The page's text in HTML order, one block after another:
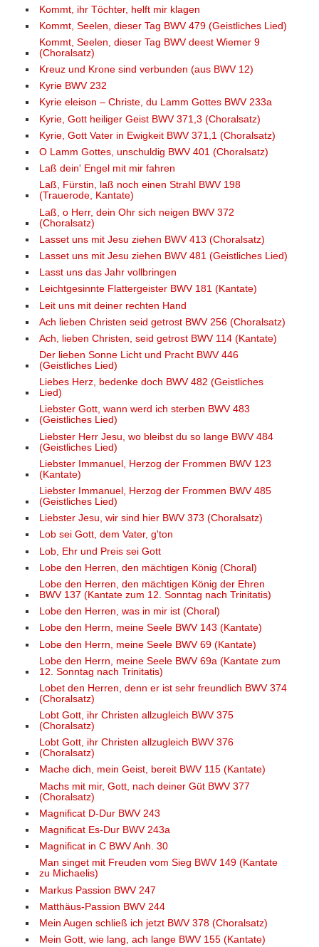
Kommt, ihr Töchter, helft mir klagen
Kommt, Seelen, dieser Tag BWV 479 (Geistliches Lied)
Kommt, Seelen, dieser Tag BWV deest Wiemer 9
(Choralsatz)
Kreuz und Krone sind verbunden (aus BWV 12)
Kyrie BWV 232
Kyrie eleison – Christe, du Lamm Gottes BWV 233a
Kyrie, Gott heiliger Geist BWV 371,3 (Choralsatz)
Kyrie, Gott Vater in Ewigkeit BWV 371,1 (Choralsatz)
O Lamm Gottes, unschuldig BWV 401 (Choralsatz)
Laß dein' Engel mit mir fahren
Laß, Fürstin, laß noch einen Strahl BWV 198
(Trauerode, Kantate)
Laß, o Herr, dein Ohr sich neigen BWV 372
(Choralsatz)
Lasset uns mit Jesu ziehen BWV 413 (Choralsatz)
Lasset uns mit Jesu ziehen BWV 481 (Geistliches Lied)
Lasst uns das Jahr vollbringen
Leichtgesinnte Flattergeister BWV 181 (Kantate)
Leit uns mit deiner rechten Hand
Ach lieben Christen seid getrost BWV 256 (Choralsatz)
Ach, lieben Christen, seid getrost BWV 114 (Kantate)
Der lieben Sonne Licht und Pracht BWV 446
(Geistliches Lied)
Liebes Herz, bedenke doch BWV 482 (Geistliches
Lied)
Liebster Gott, wann werd ich sterben BWV 483
(Geistliches Lied)
Liebster Herr Jesu, wo bleibst du so lange BWV 484
(Geistliches Lied)
Liebster Immanuel, Herzog der Frommen BWV 123
(Kantate)
Liebster Immanuel, Herzog der Frommen BWV 485
(Geistliches Lied)
Liebster Jesu, wir sind hier BWV 373 (Choralsatz)
Lob sei Gott, dem Vater, g'ton
Lob, Ehr und Preis sei Gott
Lobe den Herren, den mächtigen König (Choral)
Lobe den Herren, den mächtigen König der Ehren
BWV 137 (Kantate zum 12. Sonntag nach Trinitatis)
Lobe den Herren, was in mir ist (Choral)
Lobe den Herrn, meine Seele BWV 143 (Kantate)
Lobe den Herrn, meine Seele BWV 69 (Kantate)
Lobe den Herrn, meine Seele BWV 69a (Kantate zum
12. Sonntag nach Trinitatis)
Lobet den Herren, denn er ist sehr freundlich BWV 374
(Choralsatz)
Lobt Gott, ihr Christen allzugleich BWV 375
(Choralsatz)
Lobt Gott, ihr Christen allzugleich BWV 376
(Choralsatz)
Mache dich, mein Geist, bereit BWV 115 (Kantate)
Machs mit mir, Gott, nach deiner Güt BWV 377
(Choralsatz)
Magnificat D-Dur BWV 243
Magnificat Es-Dur BWV 243a
Magnificat in C BWV Anh. 30
Man singet mit Freuden vom Sieg BWV 149 (Kantate
zu Michaelis)
Markus Passion BWV 247
Matthäus-Passion BWV 244
Mein Augen schließ ich jetzt BWV 378 (Choralsatz)
Mein Gott, wie lang, ach lange BWV 155 (Kantate)